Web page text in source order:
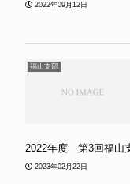
2022年09月12日
福山支部
2022年度 第3回福山
2023年02月22日